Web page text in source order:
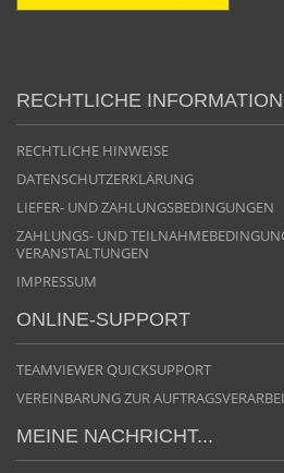
RECHTLICHE
RECHTLICHE HINWEISE
DATENSCHUTZERKLÄRUNG
LIEFER- UND ZAHLUNGSBEDINGUNGEN
ZAHLUNGS- UND
VERANSTALTUNGEN
IMPRESSUM
ONLINE-SUPPORT
TEAMVIEWER QUICKSUPPORT
VEREINBARUNG ZUR
MEINE NACHRICHT...